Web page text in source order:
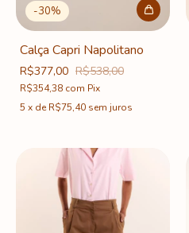
-30%
Calça Capri Napolitano
R$377,00 R$538,00
R$354,38 com Pix
5 x deR$75,40 sem juros